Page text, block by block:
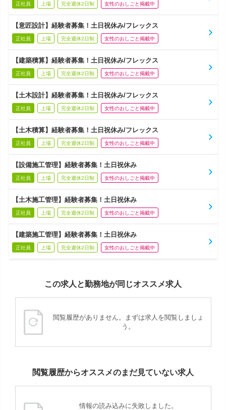
正社員 上場 完全週休2日制 女性のおしごと掲載中
【意匠設計】経験者募集！土日祝休み/フレックス
正社員 上場 完全週休2日制 女性のおしごと掲載中
【建築積算】経験者募集！土日祝休み/フレックス
正社員 上場 完全週休2日制 女性のおしごと掲載中
【土木設計】経験者募集！土日祝休み/フレックス
正社員 上場 完全週休2日制 女性のおしごと掲載中
【土木積算】経験者募集！土日祝休み/フレックス
正社員 上場 完全週休2日制 女性のおしごと掲載中
【設備施工管理】経験者募集！土日祝休み
正社員 上場 完全週休2日制 女性のおしごと掲載中
【土木施工管理】経験者募集！土日祝休み
正社員 上場 完全週休2日制 女性のおしごと掲載中
【建築施工管理】経験者募集！土日祝休み
正社員 上場 完全週休2日制 女性のおしごと掲載中
この求人と勤務地が同じオススメ求人
閲覧履歴がありません。まずは求人を閲覧しましょ
う。
閲覧履歴からオススメのまだ見ていない求人
情報の読み込みに失敗しました。